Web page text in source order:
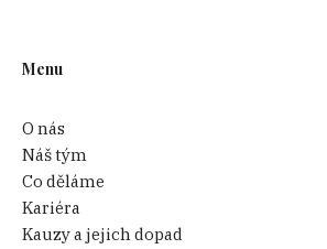
Menu
O nás
Náš tým
Co děláme
Kariéra
Kauzy a jejich dopad